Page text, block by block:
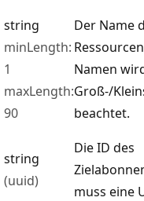
string
minLength:
1
maxLength:
90
Der Name
Namen
Groß-/
beachtet.
string
(uuid)
Die ID des
muss eine